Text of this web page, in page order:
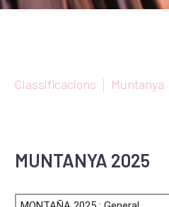
Classificacions Muntanya
MUNTANYA 2025